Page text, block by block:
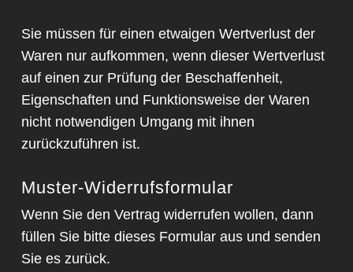
Sie müssen für einen etwaigen Wertverlust der
Waren nur aufkommen, wenn dieser Wertverlust
auf einen zur Prüfung der Beschaffenheit,
Eigenschaften und Funktionsweise der Waren
nicht notwendigen Umgang mit ihnen
zurückzuführen ist.
Muster-Widerrufsformular
Wenn Sie den Vertrag widerrufen wollen, dann
füllen Sie bitte dieses Formular aus und senden
Sie es zurück.